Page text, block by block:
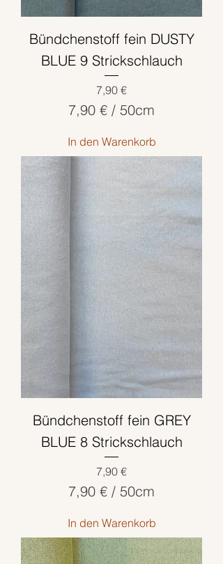
e
t
e
r
Bündchenstoff fein DUSTY
BLUE 9 Strickschlauch
Preis
7,90 €
7,90 € / 50cm
,
9
€
p
o
5
0
Z
n
t
i
e
t
e
r
In den Warenkorb
Bündchenstoff fein GREY
BLUE 8 Strickschlauch
Preis
7,90 €
7,90 € / 50cm
,
9
In den Warenkorb